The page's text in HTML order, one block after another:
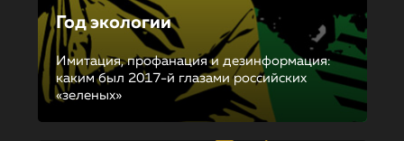
Год экологии
Имитация, профанация и дезинформация:
каким был 2017-й глазами российских
«зеленых»